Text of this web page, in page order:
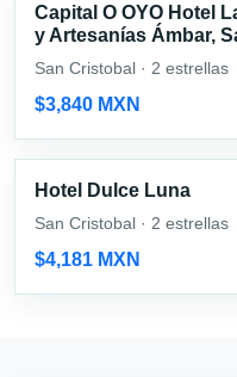
Capital O OYO Hotel
y Artesanías Ámbar,
San Cristobal · 2 estrellas
$3,840 MXN
Hotel Dulce Luna
San Cristobal · 2 estrellas
$4,181 MXN